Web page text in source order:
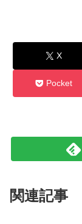
X
Pocket
関連記事